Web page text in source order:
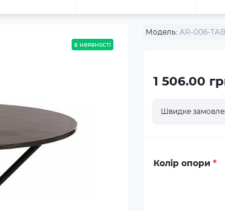
в наявності
Модель: AR-006-TAB
1 506.00
Швидке
Колір опори *